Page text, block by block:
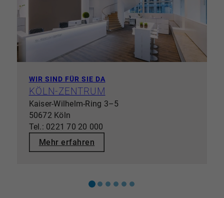
WIR SIND FÜR SIE DA
KÖLN-ZENTRUM
Kaiser-Wilhelm-Ring 3–5
50672 Köln
Tel.: 0221 70 20 000
Mehr erfahren